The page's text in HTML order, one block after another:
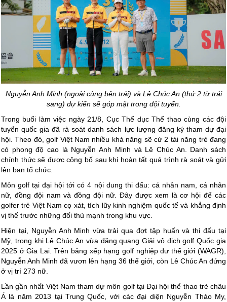
Nguyễn Anh Minh (ngoài cùng bên trái) và Lê Chúc An (thứ 2 từ trái
sang) dự kiến sẽ góp mặt trong đội tuyển.
Trong buổi làm việc ngày 21/8, Cục Thể dục Thể thao cùng các đội
tuyển quốc gia đã rà soát danh sách lực lượng đăng ký tham dự đại
hội. Theo đó, golf Việt Nam nhiều khả năng sẽ cử 2 tài năng trẻ đang
có phong độ cao là Nguyễn Anh Minh và Lê Chúc An. Danh sách
chính thức sẽ được công bố sau khi hoàn tất quá trình rà soát và gửi
lên ban tổ chức.
Môn golf tại đại hội tới có 4 nội dung thi đấu: cá nhân nam, cá nhân
nữ, đồng đội nam và đồng đội nữ. Đây được xem là cơ hội để các
golfer trẻ Việt Nam cọ xát, tích lũy kinh nghiệm quốc tế và khẳng định
vị thế trước những đối thủ mạnh trong khu vực.
Hiện tại, Nguyễn Anh Minh vừa trải qua đợt tập huấn và thi đấu tại
Mỹ, trong khi Lê Chúc An vừa đăng quang Giải vô địch golf Quốc gia
2025 ở Gia Lai. Trên bảng xếp hạng golf nghiệp dư thế giới (WAGR),
Nguyễn Anh Minh đã vươn lên hạng 36 thế giới, còn Lê Chúc An đứng
ở vị trí 273 nữ.
Lần gần nhất Việt Nam tham dự môn golf tại Đại hội thể thao trẻ châu
Á là năm 2013 tại Trung Quốc, với các đại diện Nguyễn Thảo My,